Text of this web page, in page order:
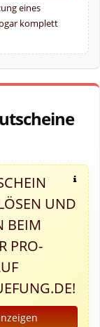
eines
komplett
UND
BEIM
PRO-